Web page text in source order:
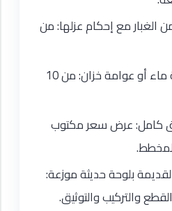
الغبار مع إحكام عزلها: من
تصليح كهرباء مضخة ماء أو عوامة خزان: من 10
كامل: عرض سعر مكتوب
بلوحة حديثة موزعة:
والتركيب والتوثيق.